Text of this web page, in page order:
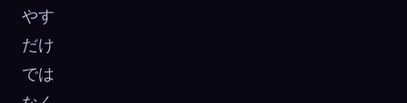
やす
だけ
では